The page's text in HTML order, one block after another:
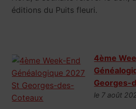
éditions du Puits fleuri.
4ème
Georges-
le 7 août